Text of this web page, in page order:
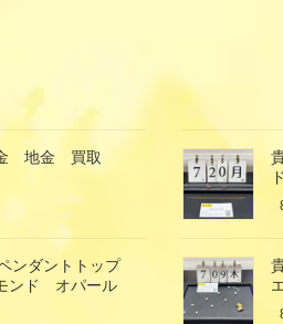
地金 買取
ダントトップ
ンド オパール